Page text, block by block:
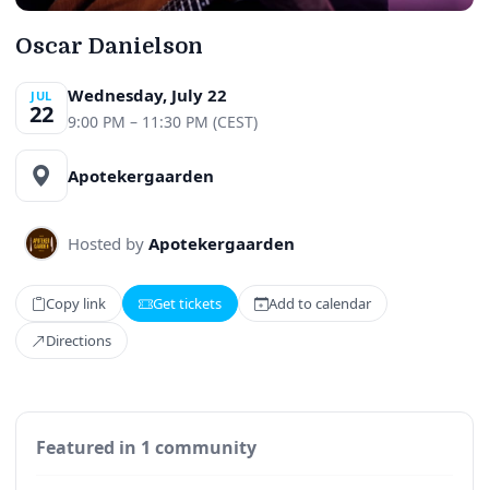
Oscar Danielson
JUL
22
Wednesday, July 22
9:00 PM – 11:30 PM (CEST)
Apotekergaarden
Hosted by Apotekergaarden
Copy link Get tickets
Add to calendar
Directions
Featured in 1 community